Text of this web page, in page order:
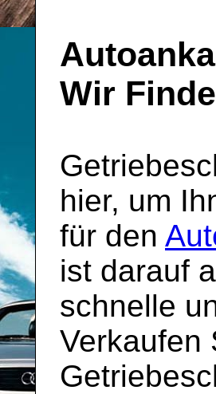
Wir
hier, um
für den
ist darauf
schnelle
Verkaufen